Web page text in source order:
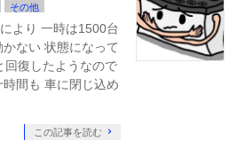
その他
より 一時は1500台
ない 状態になって
復したようなので
間も 車に閉じ込め
この記事を読む